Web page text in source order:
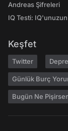
Andreas Şifreleri
IQ Testi:
Keşfet
Twitter
Günlük Burç
Bugün Ne